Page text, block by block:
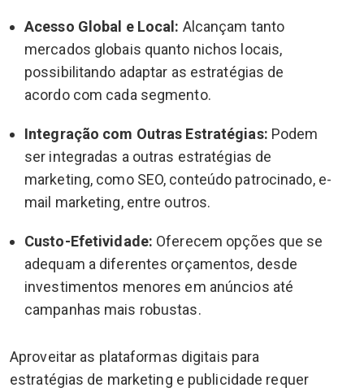
Acesso Global e Local: Alcançam tanto
mercados globais quanto nichos locais,
possibilitando adaptar as estratégias de
acordo com cada segmento.
Integração com Outras Estratégias: Podem
ser integradas a outras estratégias de
marketing, como SEO, conteúdo patrocinado, e-
mail marketing, entre outros.
Custo-Efetividade: Oferecem opções que se
adequam a diferentes orçamentos, desde
investimentos menores em anúncios até
campanhas mais robustas.
Aproveitar as plataformas digitais para
estratégias de marketing e publicidade requer